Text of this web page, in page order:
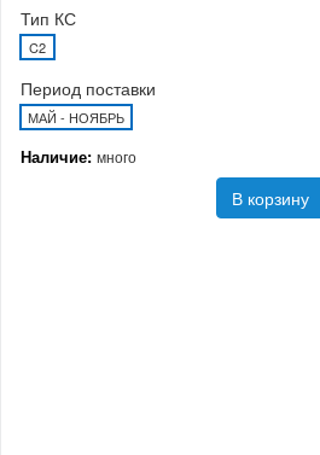
Тип КС
C2
Период поставки
МАЙ - НОЯБРЬ
Наличие: много
В корзину